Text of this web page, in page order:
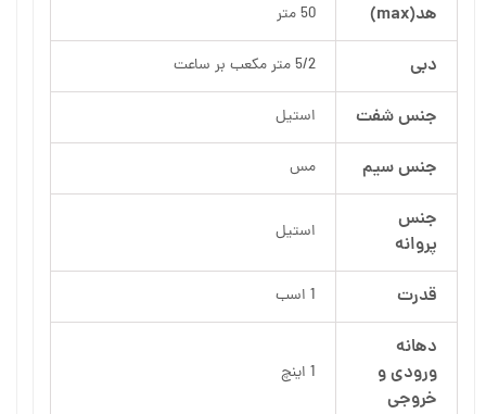
هد(max) 50 متر
دبی 5/2 متر مکعب بر ساعت
جنس شفت استیل
جنس سیم مس
جنس
پروانه
استیل
قدرت 1 اسب
دهانه
ورودی و
خروجی
1 اینچ